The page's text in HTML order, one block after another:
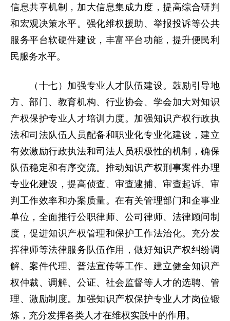
信息共享机制，加大信息集成力度，提高综合研判
和宏观决策水平。强化维权援助、举报投诉等公共
服务平台软硬件建设，丰富平台功能，提升便民利
民服务水平。
（十七）加强专业人才队伍建设。鼓励引导地
方、部门、教育机构、行业协会、学会加大对知识
产权保护专业人才培训力度。加强知识产权行政执
法和司法队伍人员配备和职业化专业化建设，建立
有效激励行政执法和司法人员积极性的机制，确保
队伍稳定和有序交流。推动知识产权刑事案件办理
专业化建设，提高侦查、审查逮捕、审查起诉、审
判工作效率和办案质量。在有关管理部门和企事业
单位，全面推行公职律师、公司律师、法律顾问制
度，促进知识产权管理和保护工作法治化。充分发
挥律师等法律服务队伍作用，做好知识产权纠纷调
解、案件代理、普法宣传等工作。建立健全知识产
权仲裁、调解、公证、社会监督等人才的选聘、管
理、激励制度。加强知识产权保护专业人才岗位锻
炼，充分发挥各类人才在维权实践中的作用。